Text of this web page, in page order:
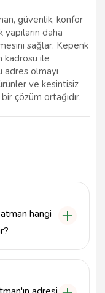
güvenlik, konfor
daha
sağlar. Kepenk
kadrosu ile
adres olmayı
ve kesintisiz
çözüm ortağıdır.
hangi